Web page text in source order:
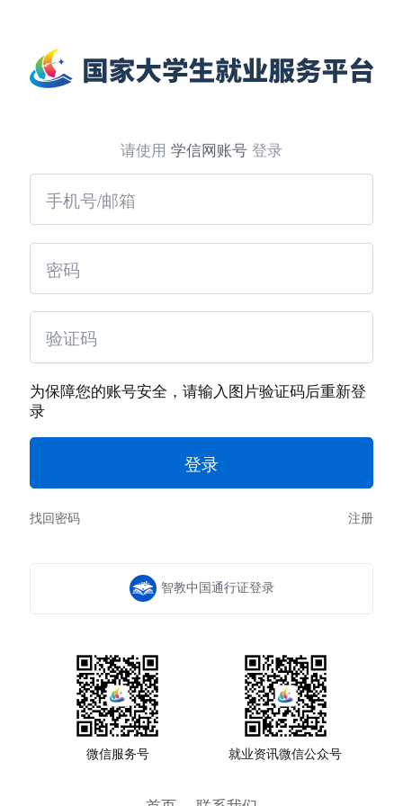
请使用 学信网账号 登录
为保障您的账号安全，请输入图片验证码后重新登
录
找回密码 注册
智教中国通行证登录
微信服务号 就业资讯微信公众号